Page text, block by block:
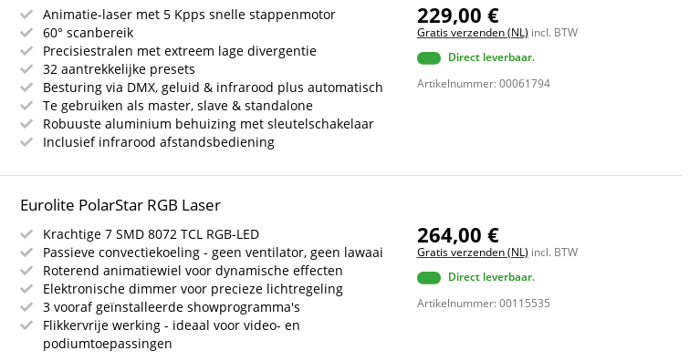
Animatie-laser met 5 Kpps snelle stappenmotor
60° scanbereik
Precisiestralen met extreem lage divergentie
32 aantrekkelijke presets
Besturing via DMX, geluid & infrarood plus automatisch
Te gebruiken als master, slave & standalone
Robuuste aluminium behuizing met sleutelschakelaar
Inclusief infrarood afstandsbediening
229,00 €
Gratis verzenden (NL) incl. BTW
Direct leverbaar.
Artikelnummer: 00061794
Eurolite PolarStar RGB Laser
Krachtige 7 SMD 8072 TCL RGB-LED
Passieve convectiekoeling - geen ventilator, geen lawaai
Roterend animatiewiel voor dynamische effecten
Elektronische dimmer voor precieze lichtregeling
3 vooraf geïnstalleerde showprogramma's
Flikkervrije werking - ideaal voor video- en
podiumtoepassingen
264,00 €
Gratis verzenden (NL) incl. BTW
Direct leverbaar.
Artikelnummer: 00115535